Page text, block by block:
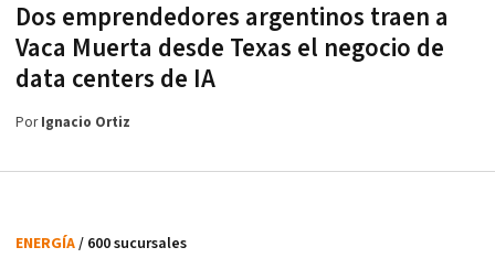
Dos emprendedores argentinos traen a
Vaca Muerta desde Texas el negocio de
data centers de IA
PorIgnacio Ortiz
ENERGÍA/ 600 sucursales